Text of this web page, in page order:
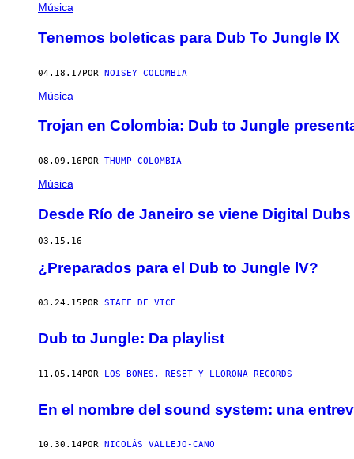
Música
Tenemos boleticas para Dub To Jungle IX
04.18.17POR NOISEY COLOMBIA
Música
Trojan en Colombia: Dub to Jungle
08.09.16 POR THUMP COLOMBIA
Música
Desde Río de Janeiro se viene Digital
03.15.16
¿Preparados para el Dub to Jungle lV?
03.24.15 POR STAFF DE VICE
Dub to Jungle: Da playlist
11.05.14POR LOS BONES, RESET Y LLORONA RECORDS
En el nombre del sound system: una
10.30.14POR NICOLÁS VALLEJO-CANO